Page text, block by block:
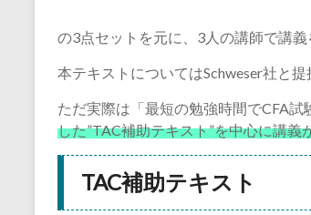
の3点セットを元に、3人の講師で講義
本テキストについてはSchweser社と
ただ実際は「最短の勉強時間でCFA試
した”TAC補助テキスト”を中心に講義
TAC補助テキスト